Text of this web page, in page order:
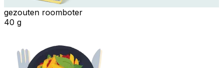
gezouten roomboter
40 g